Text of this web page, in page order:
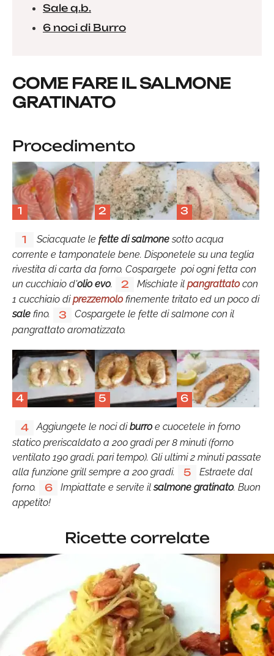
Sale q.b.
6 noci di Burro
COME FARE IL SALMONE
GRATINATO
Procedimento
1 2 3
1 Sciacquate le fette di salmonesotto acqua
corrente e tamponatele bene. Disponetele su una teglia
rivestita di carta da forno. Cospargete poi ogni fetta con
un cucchiaio d'olio evo. 2 Mischiate il pangrattatocon
1 cucchiaio diprezzemolofinemente tritato ed un poco di
sale fino. 3
Cospargete le fette di salmone con il
pangrattato aromatizzato.
4 5 6
4 Aggiungete le noci diburroe cuocetele in forno
statico preriscaldato a 200 gradi per 8 minuti (forno
ventilato 190 gradi, pari tempo). Gli ultimi 2 minuti passate
alla funzione grill sempre a 200 gradi.
5
Estraete dal
forno.
6 Impiattate e servite ilsalmone gratinato. Buon
appetito!
Ricette correlate